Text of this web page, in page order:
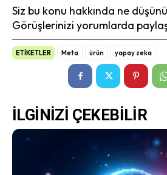
Siz bu konu hakkında ne
Görüşlerinizi yorumlarda
ETİKETLER Meta ürün yapay zeka